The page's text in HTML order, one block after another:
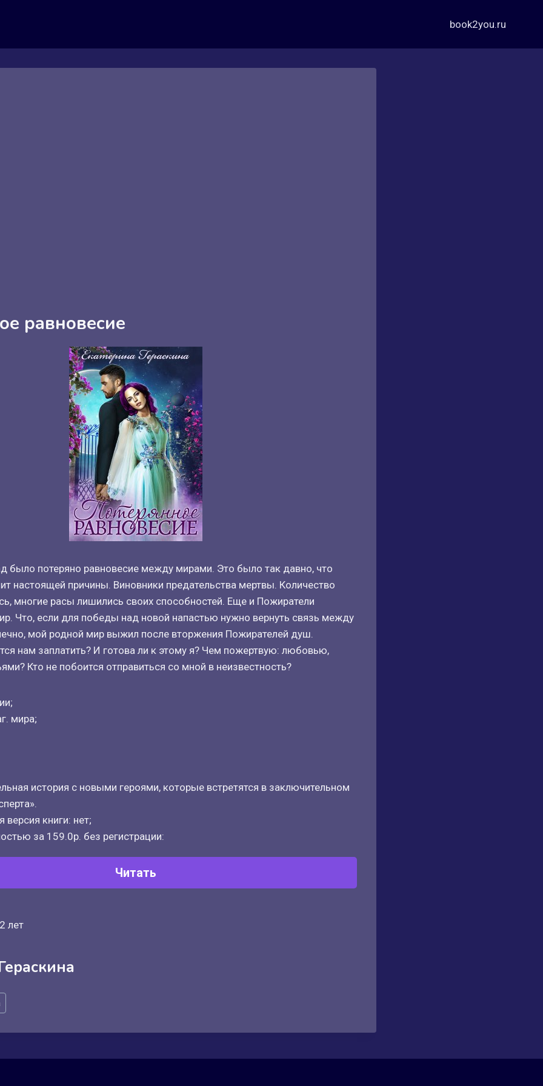
book2you.ru
равновесие
было потеряно равновесие между мирами. Это было так давно, что
настоящей причины. Виновники предательства мертвы. Количество
многие расы лишились своих способностей. Еще и Пожиратели
Что, если для победы над новой напастью нужно вернуть связь между
мой родной мир выжил после вторжения Пожирателей душ.
нам заплатить? И готова ли к этому я? Чем пожертвую: любовью,
Кто не побоится отправиться со мной в неизвестность?
мира;
история с новыми героями, которые встретятся в заключительном
версия книги: нет;
за 159.0р. без регистрации:
Читать
лет